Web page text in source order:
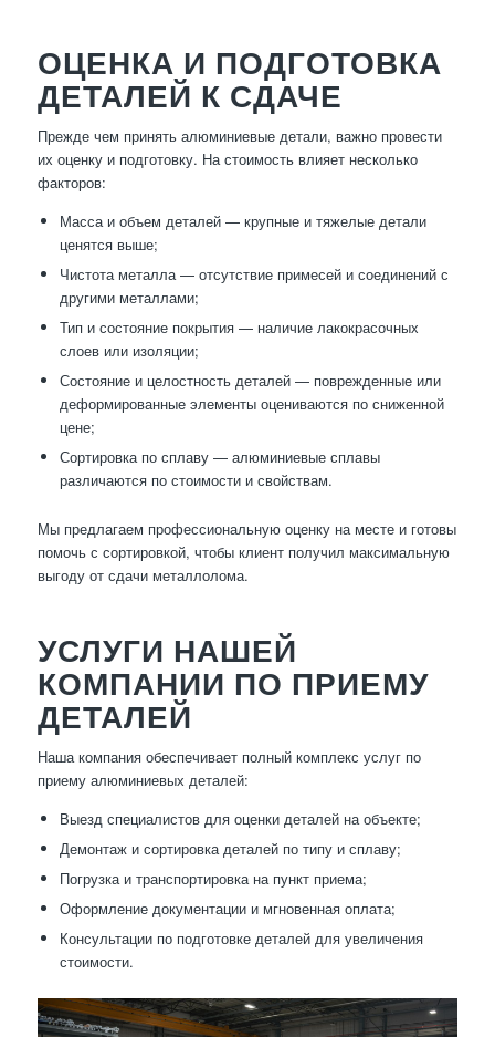
ОЦЕНКА И ПОДГОТОВКА
ДЕТАЛЕЙ К СДАЧЕ
Прежде чем принять алюминиевые детали, важно провести
их оценку и подготовку. На стоимость влияет несколько
факторов:
Масса и объем деталей — крупные и тяжелые детали
ценятся выше;
Чистота металла — отсутствие примесей и соединений с
другими металлами;
Тип и состояние покрытия — наличие лакокрасочных
слоев или изоляции;
Состояние и целостность деталей — поврежденные или
деформированные элементы оцениваются по сниженной
цене;
Сортировка по сплаву — алюминиевые сплавы
различаются по стоимости и свойствам.
Мы предлагаем профессиональную оценку на месте и готовы
помочь с сортировкой, чтобы клиент получил максимальную
выгоду от сдачи металлолома.
УСЛУГИ НАШЕЙ
КОМПАНИИ ПО ПРИЕМУ
ДЕТАЛЕЙ
Наша компания обеспечивает полный комплекс услуг по
приему алюминиевых деталей:
Выезд специалистов для оценки деталей на объекте;
Демонтаж и сортировка деталей по типу и сплаву;
Погрузка и транспортировка на пункт приема;
Оформление документации и мгновенная оплата;
Консультации по подготовке деталей для увеличения
стоимости.